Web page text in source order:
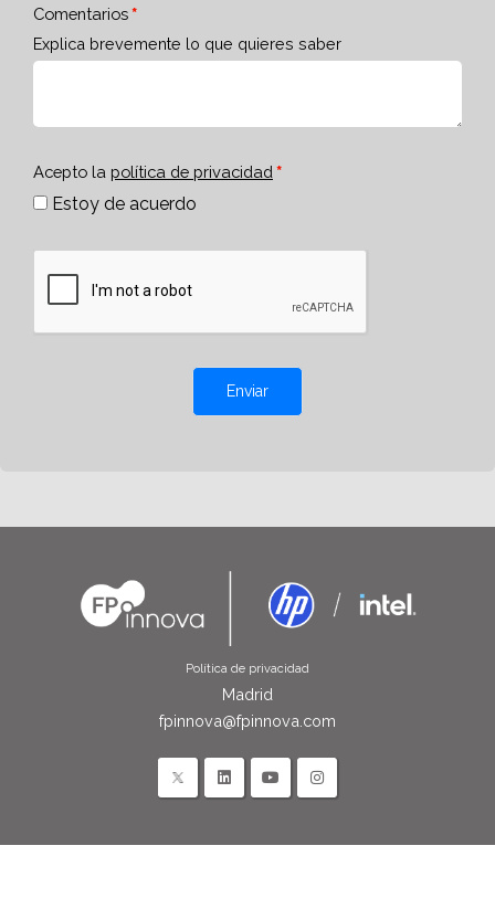
Comentarios
Explica brevemente lo que quieres saber
Acepto la política de privacidad
Estoy de acuerdo
Enviar
Política de privacidad
Madrid
fpinnova@fpinnova.com